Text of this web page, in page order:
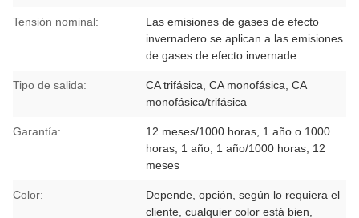
Tensión nominal:
Las emisiones de gases de efecto
invernadero se aplican a las emisiones
de gases de efecto invernade
Tipo de salida:
CA trifásica, CA monofásica, CA
monofásica/trifásica
Garantía:
12 meses/1000 horas, 1 año o 1000
horas, 1 año, 1 año/1000 horas, 12
meses
Color:
Depende, opción, según lo requiera el
cliente, cualquier color está bien,